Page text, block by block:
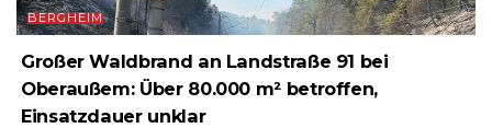
BERGHEIM
Großer Waldbrand an Landstraße 91 bei
Oberaußem: Über 80.000 m² betroffen,
Einsatzdauer unklar